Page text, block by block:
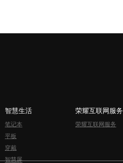
智慧生活
笔记本
平板
穿戴
智慧屏
荣耀互联网服务
荣耀互联网服务